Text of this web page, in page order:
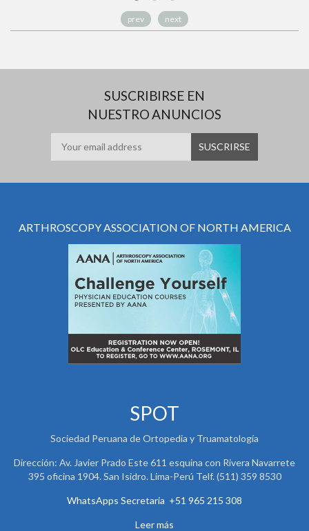
prev next
SUSCRIBIRSE EN
NUESTRO ANUNCIOS
ARTHROSCOPY ASSOCIATION OF NORTH AMERICA
SPOT
Sociedad Peruana de Ortopedia y Truamatología
Dirección: Av. Javier Prado Este 611 esquina con Rivera Navarrete
395 oficina 1904. San Isidro. Lima-Perú Telf. (511) 359 8530
WhatsApps Secretaria +51 965 215 308
Leer más